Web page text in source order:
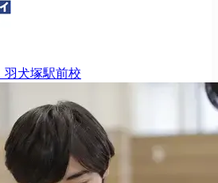
羽犬塚駅前校